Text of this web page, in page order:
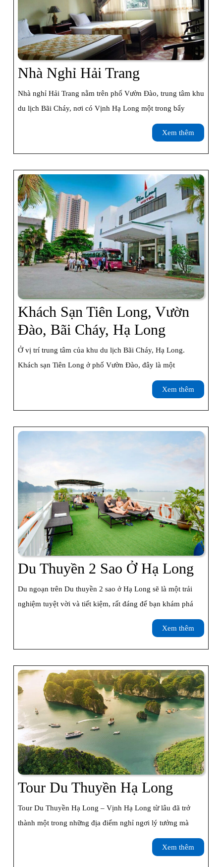
Nhà Nghỉ Hải Trang
Nghỉ
Hải
Trang
Nhà nghỉ Hải Trang nằm trên phố Vườn Đào, trung tâm khu
du lịch Bãi Cháy, nơi có Vịnh Hạ Long một trong bẩy
Xem thêm
thêm
Khách Sạn Tiên Long, Vườn
Đào, Bãi Cháy, Hạ Long
Sạn
Tiên
Long,
Vườn
Bãi
Cháy,
Long
Ở vị trí trung tâm của khu du lịch Bãi Cháy, Hạ Long.
Khách sạn Tiên Long ở phố Vườn Đào, đây là một
Xem thêm
thêm
Du Thuyền 2 Sao Ở Hạ Long
Sao
Ở
Du ngoạn trên Du thuyền 2 sao ở Hạ Long sẽ là một trải
nghiệm tuyệt vời và tiết kiệm, rất đáng để bạn khám phá
Xem thêm
thêm
Tour Du Thuyền Hạ Long
Du
Thuyền
Hạ
Long
Tour Du Thuyền Hạ Long – Vịnh Hạ Long từ lâu đã trở
thành một trong những địa điểm nghỉ ngơi lý tưởng mà
Xem thêm
thêm